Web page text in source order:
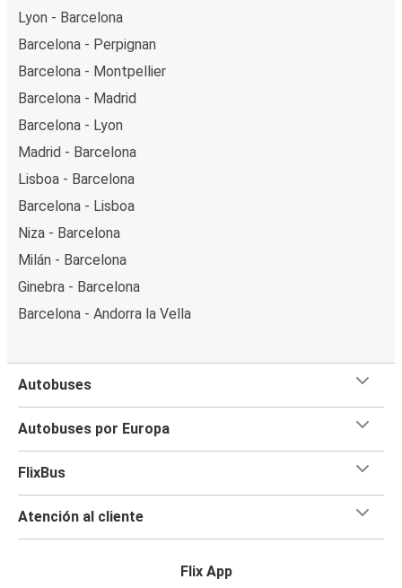
Lyon - Barcelona
Barcelona - Perpignan
Barcelona - Montpellier
Barcelona - Madrid
Barcelona - Lyon
Madrid - Barcelona
Lisboa - Barcelona
Barcelona - Lisboa
Niza - Barcelona
Milán - Barcelona
Ginebra - Barcelona
Barcelona - Andorra la Vella
Autobuses
Autobuses por Europa
FlixBus
Atención al cliente
Flix App